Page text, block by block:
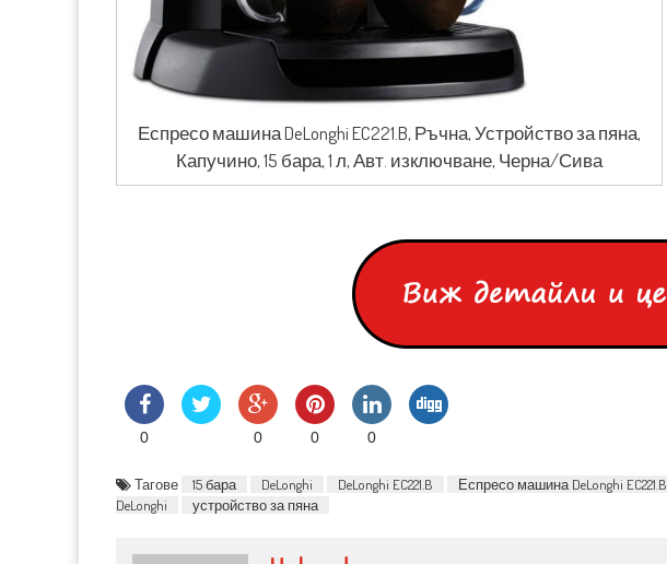
Еспресо машина DeLonghi EC221.B, Ръчна, Устройство за пяна,
Капучино, 15 бара, 1 л, Авт. изключване, Черна/Сива
0 0 0 0
Тагове 15 бара DeLonghi DeLonghi EC221.B Еспресо машина DeLonghi EC221.B
DeLonghi
устройство за пяна